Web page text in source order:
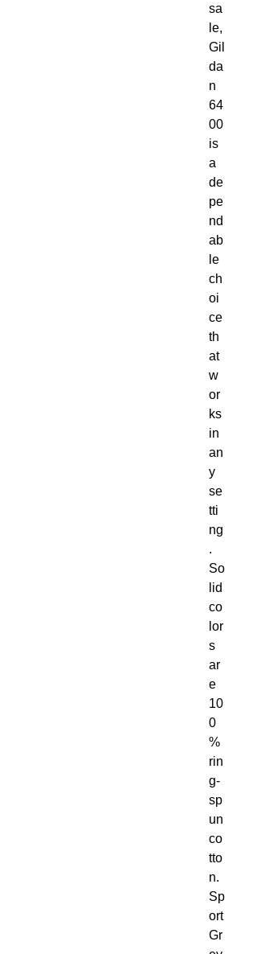
sa
le,
Gil
da
n
64
00
is
a
de
pe
nd
ab
le
ch
oi
ce
th
at
w
or
ks
in
an
y
se
tti
ng
.
So
lid
co
lor
s
ar
e
10
0
%
rin
g-
sp
un
co
tto
n.
Sp
ort
Gr